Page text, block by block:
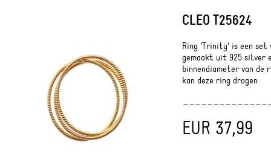
CLEO T25624
Ring 'Trinity' is een set
gemaakt uit 925 silver
binnendiameter van de
kan deze ring dragen
EUR 37,99